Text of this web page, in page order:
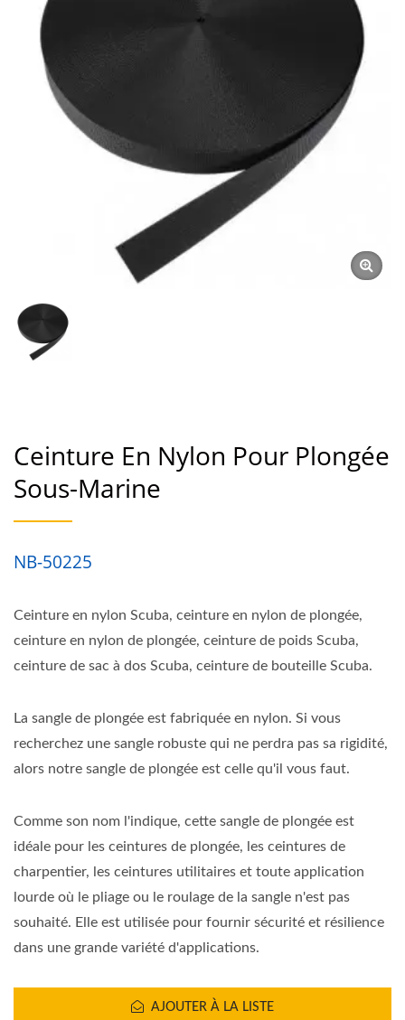
Manomètres De Plongée |
Fabricant De Boussoles
Sous-Marines | SCUBA
AQUATEC
Ceinture En Nylon Pour Plongée
Sous-Marine
NB-50225
Ceinture en nylon Scuba, ceinture en nylon de plongée,
ceinture en nylon de plongée, ceinture de poids Scuba,
ceinture de sac à dos Scuba, ceinture de bouteille Scuba.
La sangle de plongée est fabriquée en nylon. Si vous
recherchez une sangle robuste qui ne perdra pas sa rigidité,
alors notre sangle de plongée est celle qu'il vous faut.
Comme son nom l'indique, cette sangle de plongée est
idéale pour les ceintures de plongée, les ceintures de
charpentier, les ceintures utilitaires et toute application
lourde où le pliage ou le roulage de la sangle n'est pas
souhaité. Elle est utilisée pour fournir sécurité et résilience
dans une grande variété d'applications.
AJOUTER À LA LISTE